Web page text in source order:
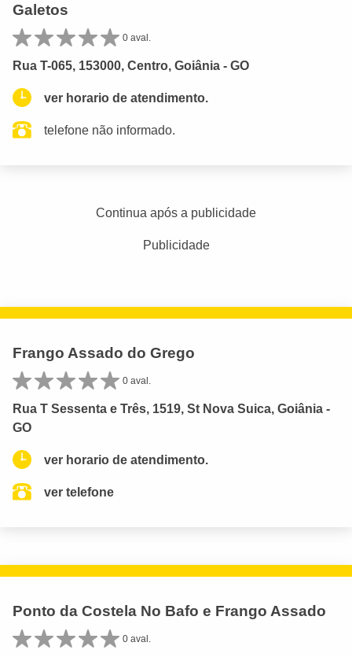
Galetos
0 aval.
Rua T-065, 153000, Centro, Goiânia - GO
ver horario de atendimento.
telefone não informado.
Continua após a publicidade
Publicidade
Frango Assado do Grego
0 aval.
Rua T Sessenta e Três, 1519, St Nova Suica, Goiânia -
GO
ver horario de atendimento.
ver telefone
Ponto da Costela No Bafo e Frango Assado
0 aval.